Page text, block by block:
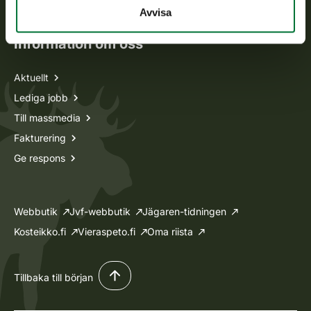
Avvisa
Information om oss
Aktuellt
Lediga jobb
Till massmedia
Fakturering
Ge respons
Webbutik Jvf-webbutik
Jägaren-tidningen
Kosteikko.fi
Vieraspeto.fi Oma riista
Tillbaka till början